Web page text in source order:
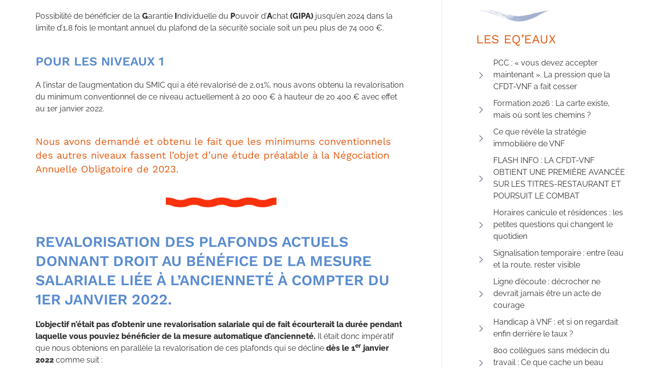
Possibilité de bénéficier de la Garantie Individuelle du Pouvoir d’Achat (GIPA) jusqu’en 2024 dans la
limite d’1,8 fois le montant annuel du plafond de la sécurité sociale soit un peu plus de 74 000 €.
POUR LES NIVEAUX 1
A l’instar de l’augmentation du SMIC qui a été revalorisé de 2,01%, nous avons obtenu la revalorisation
du minimum conventionnel de ce niveau actuellement à 20 000 € à hauteur de 20 400 € avec effet
au 1er janvier 2022.
Nous avons demandé et obtenu le fait que les minimums conventionnels
des autres niveaux fassent l’objet d’une étude préalable à la Négociation
Annuelle Obligatoire de 2023.
REVALORISATION DES PLAFONDS ACTUELS
DONNANT DROIT AU BÉNÉFICE DE LA MESURE
SALARIALE LIÉE À L’ANCIENNETÉ À COMPTER DU
1ER JANVIER 2022.
L’objectif n’était pas d’obtenir une revalorisation salariale qui de fait écourterait la durée pendant
laquelle vous pouviez bénéficier de la mesure automatique d’ancienneté. Il était donc impératif
que nous obtenions en parallèle la revalorisation de ces plafonds qui se décline dès le 1er janvier
2022 comme suit :
LES EQ’EAUX
PCC : « vous devez accepter
maintenant ». La pression que la
CFDT-VNF a fait cesser
Formation 2026 : La carte existe,
mais où sont les chemins ?
Ce que révèle la stratégie
immobilière de VNF
FLASH INFO : LA CFDT-VNF
OBTIENT UNE PREMIÈRE AVANCÉE
SUR LES TITRES-RESTAURANT ET
POURSUIT LE COMBAT
Horaires canicule et résidences : les
petites questions qui changent le
quotidien
Signalisation temporaire : entre l’eau
et la route, rester visible
Ligne d’écoute : décrocher ne
devrait jamais être un acte de
courage
Handicap à VNF : et si on regardait
enfin derrière le taux ?
800 collègues sans médecin du
travail : Ce que cache un beau